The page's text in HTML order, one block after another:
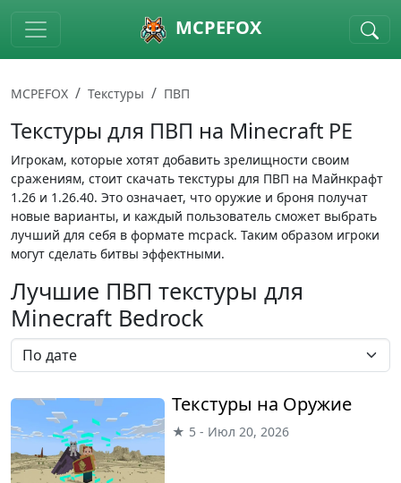
Skip to main content MCPEFOX
MCPEFOX Текстуры ПВП
Текстуры для ПВП на Minecraft PE
Игрокам, которые хотят добавить зрелищности своим
сражениям, стоит скачать текстуры для ПВП на Майнкрафт
1.26 и 1.26.40. Это означает, что оружие и броня получат
новые варианты, и каждый пользователь сможет выбрать
лучший для себя в формате mcpack. Таким образом игроки
могут сделать битвы эффектными.
Лучшие ПВП текстуры для
Minecraft Bedrock
Текстуры на Оружие
★ 5 - Июл 20, 2026